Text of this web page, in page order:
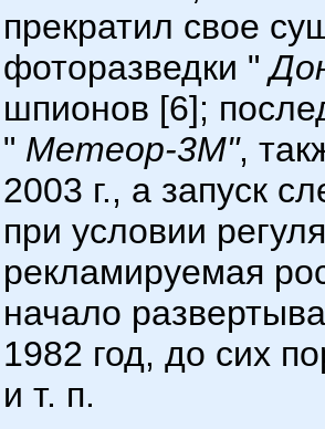
прекратил свое
фоторазведки "
шпионов [6];
" Метеор-3М",
2003 г., а запуск
при условии
рекламируемая
начало
1982 год, до сих
и т. п.